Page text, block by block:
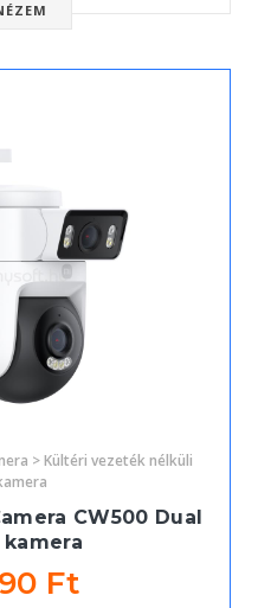
> Kültéri vezeték nélküli
CW500 Dual
Ft